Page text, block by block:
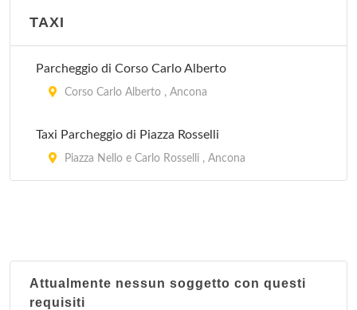
TAXI
Parcheggio di Corso Carlo Alberto
Corso Carlo Alberto , Ancona
Taxi Parcheggio di Piazza Rosselli
Piazza Nello e Carlo Rosselli , Ancona
Attualmente nessun soggetto con questi
requisiti